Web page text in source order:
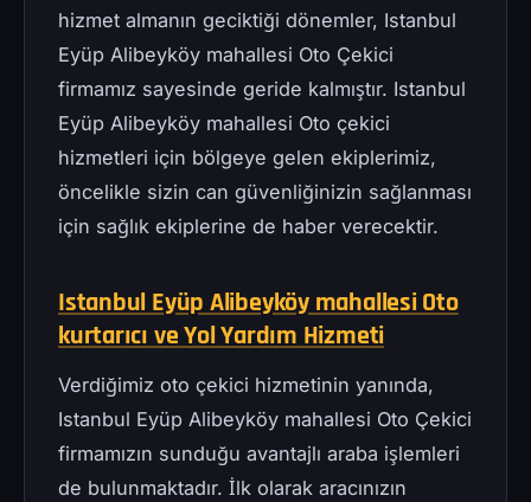
hizmet almanın geciktiği dönemler, Istanbul
Eyüp Alibeyköy mahallesi Oto Çekici
firmamız sayesinde geride kalmıştır. Istanbul
Eyüp Alibeyköy mahallesi Oto çekici
hizmetleri için bölgeye gelen ekiplerimiz,
öncelikle sizin can güvenliğinizin sağlanması
için sağlık ekiplerine de haber verecektir.
Istanbul Eyüp Alibeyköy mahallesi Oto
kurtarıcı ve Yol Yardım Hizmeti
Verdiğimiz oto çekici hizmetinin yanında,
Istanbul Eyüp Alibeyköy mahallesi Oto Çekici
firmamızın sunduğu avantajlı araba işlemleri
de bulunmaktadır. İlk olarak aracınızın